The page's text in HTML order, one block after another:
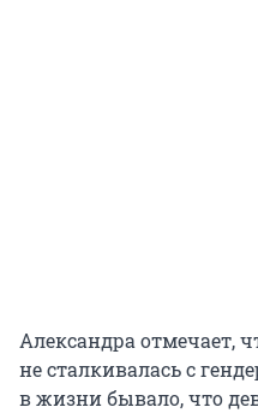
Александра отмечает,
не сталкивалась с
в жизни бывало, что